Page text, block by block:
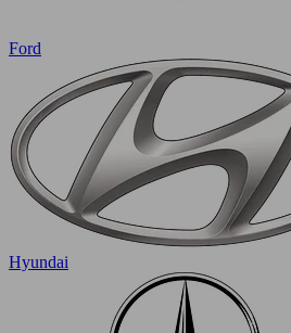
Ford
Hyundai